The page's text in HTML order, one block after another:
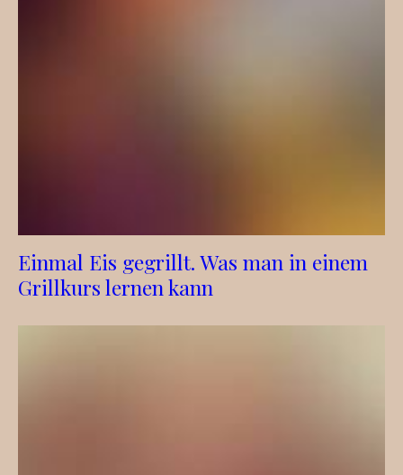
Einmal Eis gegrillt. Was man in einem
Grillkurs lernen kann